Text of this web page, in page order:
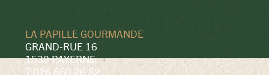
LA PAPILLE GOURMANDE
GRAND-RUE 16
1530 PAYERNE
T 026 660 26 82